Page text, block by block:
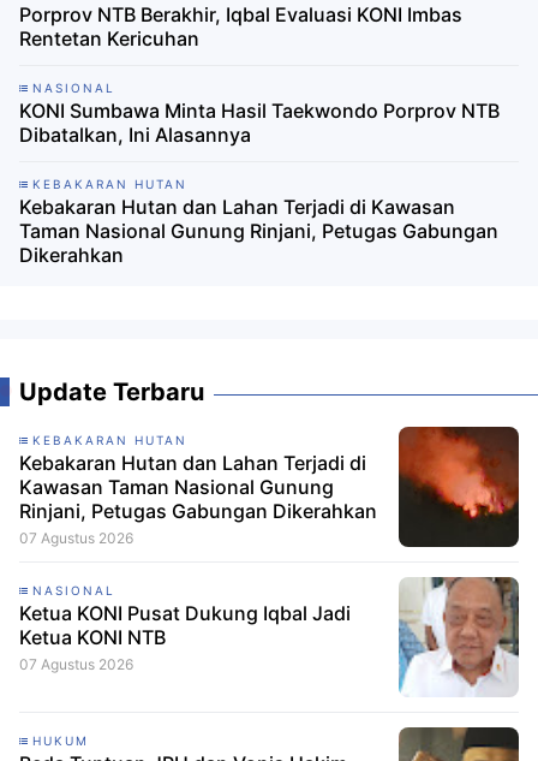
Porprov NTB Berakhir, Iqbal Evaluasi KONI Imbas
Rentetan Kericuhan
NASIONAL
KONI Sumbawa Minta Hasil Taekwondo Porprov NTB
Dibatalkan, Ini Alasannya
KEBAKARAN HUTAN
Kebakaran Hutan dan Lahan Terjadi di Kawasan
Taman Nasional Gunung Rinjani, Petugas Gabungan
Dikerahkan
Update Terbaru
KEBAKARAN HUTAN
Kebakaran Hutan dan Lahan Terjadi di
Kawasan Taman Nasional Gunung
Rinjani, Petugas Gabungan Dikerahkan
07 Agustus 2026
NASIONAL
Ketua KONI Pusat Dukung Iqbal Jadi
Ketua KONI NTB
07 Agustus 2026
HUKUM